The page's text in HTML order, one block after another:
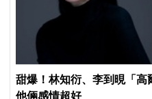
甜爆！林知衍、李到晛「高
他倆感情超好